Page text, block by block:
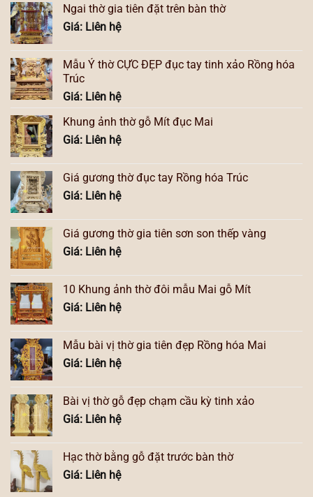
Ngai thờ gia tiên đặt trên bàn thờ
Giá: Liên hệ
Mẫu Ỷ thờ CỰC ĐẸP đục tay tinh xảo Rồng hóa
Trúc
Giá: Liên hệ
Khung ảnh thờ gỗ Mít đục Mai
Giá: Liên hệ
Giá gương thờ đục tay Rồng hóa Trúc
Giá: Liên hệ
Giá gương thờ gia tiên sơn son thếp vàng
Giá: Liên hệ
10 Khung ảnh thờ đôi mẫu Mai gỗ Mít
Giá: Liên hệ
Mẫu bài vị thờ gia tiên đẹp Rồng hóa Mai
Giá: Liên hệ
Bài vị thờ gỗ đẹp chạm cầu kỳ tinh xảo
Giá: Liên hệ
Hạc thờ bằng gỗ đặt trước bàn thờ
Giá: Liên hệ